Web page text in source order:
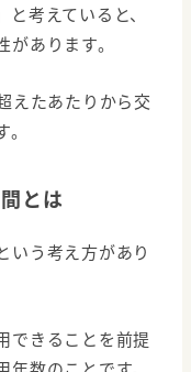
考えていると、
あります。
えたあたりから交
とは
いう考え方があり
できることを前提